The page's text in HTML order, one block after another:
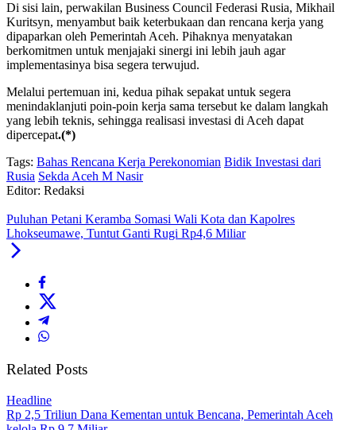
Di sisi lain, perwakilan Business Council Federasi Rusia, Mikhail
Kuritsyn, menyambut baik keterbukaan dan rencana kerja yang
dipaparkan oleh Pemerintah Aceh. Pihaknya menyatakan
berkomitmen untuk menjajaki sinergi ini lebih jauh agar
implementasinya bisa segera terwujud.
Melalui pertemuan ini, kedua pihak sepakat untuk segera
menindaklanjuti poin-poin kerja sama tersebut ke dalam langkah
yang lebih teknis, sehingga realisasi investasi di Aceh dapat
dipercepat.(*)
Tags: Bahas Rencana Kerja Perekonomian Bidik Investasi dari
Rusia Sekda Aceh M Nasir
Editor: Redaksi
Puluhan Petani Keramba Somasi Wali Kota dan Kapolres
Lhokseumawe, Tuntut Ganti Rugi Rp4,6 Miliar
Related Posts
Headline
Rp 2,5 Triliun Dana Kementan untuk Bencana, Pemerintah Aceh